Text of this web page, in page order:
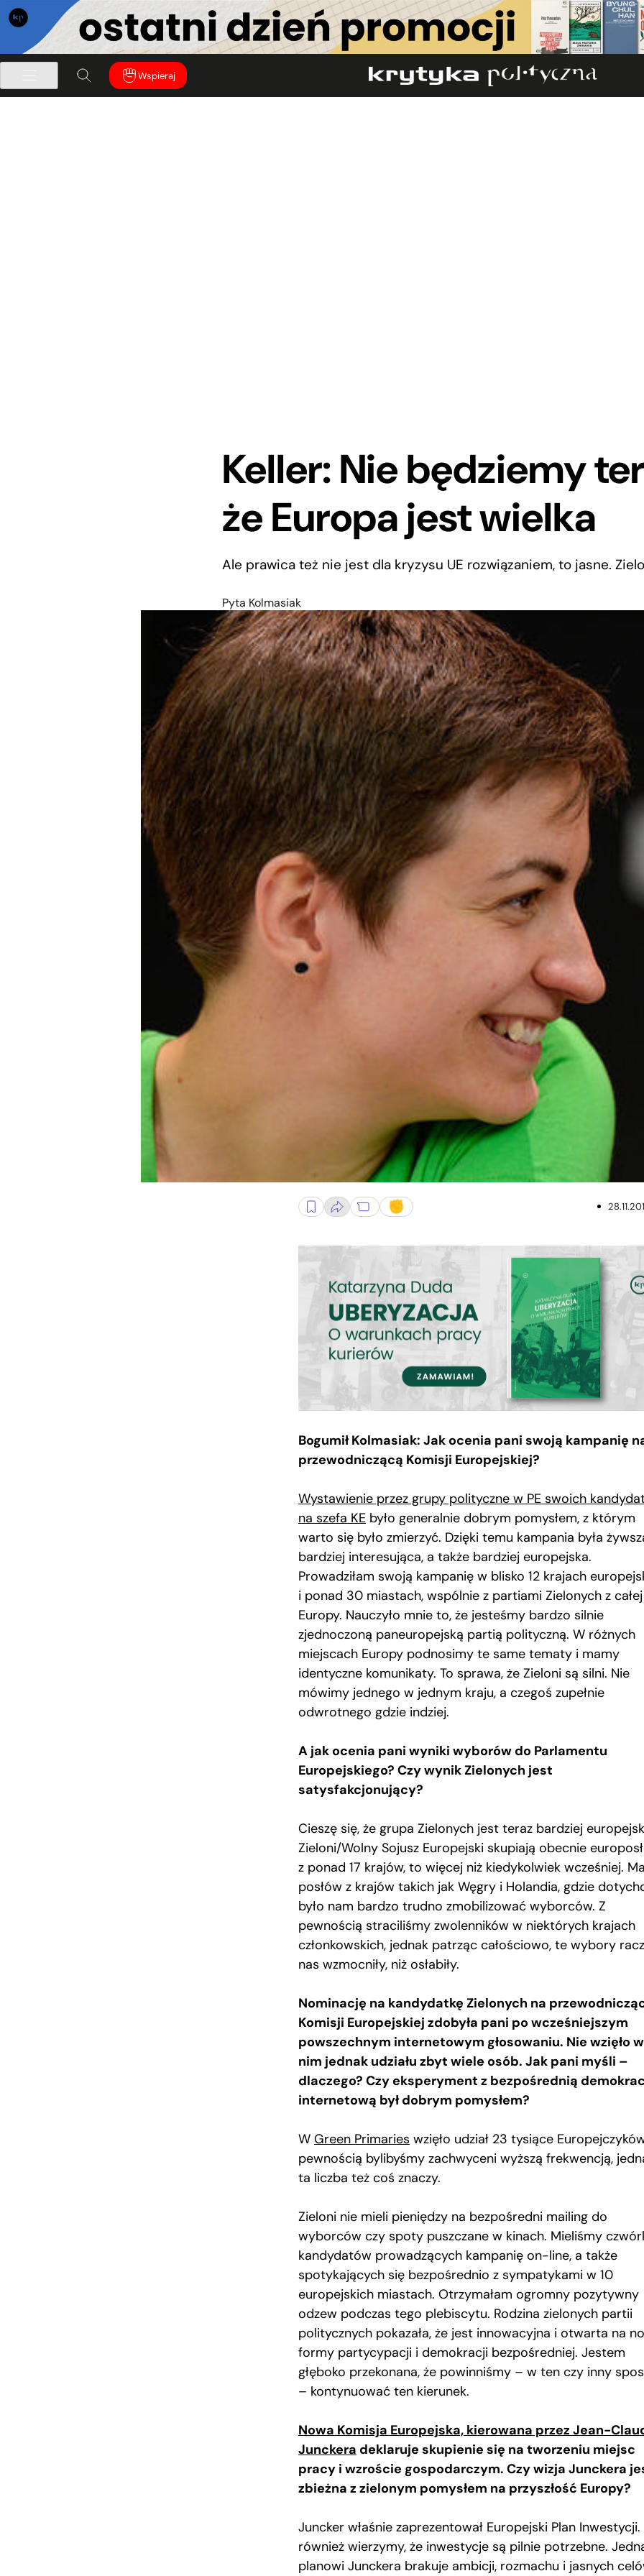
Wspieraj
Keller: Nie będziemy
że Europa jest wielka
Ale prawica też nie jest dla kryzysu UE rozwiązaniem, to jasne.
Pyta Kolmasiak
Bogumił Kolmasiak: Jak ocenia pani swoją kampanię
przewodniczącą Komisji Europejskiej?
Wystawienie przez grupy polityczne w PE swoich
na szefa KE było generalnie dobrym pomysłem, z którym
warto się było zmierzyć. Dzięki temu kampania była
bardziej interesująca, a także bardziej europejska.
Prowadziłam swoją kampanię w blisko 12 krajach
i ponad 30 miastach, wspólnie z partiami Zielonych z całej
Europy. Nauczyło mnie to, że jesteśmy bardzo silnie
zjednoczoną paneuropejską partią polityczną. W różnych
miejscach Europy podnosimy te same tematy i mamy
identyczne komunikaty. To sprawa, że Zieloni są silni. Nie
mówimy jednego w jednym kraju, a czegoś zupełnie
odwrotnego gdzie indziej.
A jak ocenia pani wyniki wyborów do Parlamentu
Europejskiego? Czy wynik Zielonych jest
satysfakcjonujący?
Cieszę się, że grupa Zielonych jest teraz bardziej
Zieloni/Wolny Sojusz Europejski skupiają obecnie
z ponad 17 krajów, to więcej niż kiedykolwiek wcześniej.
posłów z krajów takich jak Węgry i Holandia, gdzie
było nam bardzo trudno zmobilizować wyborców. Z
pewnością straciliśmy zwolenników w niektórych krajach
członkowskich, jednak patrząc całościowo, te wybory
nas wzmocniły, niż osłabiły.
Nominację na kandydatkę Zielonych na
Komisji Europejskiej zdobyła pani po wcześniejszym
powszechnym internetowym głosowaniu. Nie wzięło w
nim jednak udziału zbyt wiele osób. Jak pani myśli –
dlaczego? Czy eksperyment z bezpośrednią
internetową był dobrym pomysłem?
W Green Primaries wzięło udział 23 tysiące
pewnością bylibyśmy zachwyceni wyższą frekwencją,
ta liczba też coś znaczy.
Zieloni nie mieli pieniędzy na bezpośredni mailing do
wyborców czy spoty puszczane w kinach. Mieliśmy
kandydatów prowadzących kampanię on-line, a także
spotykających się bezpośrednio z sympatykami w 10
europejskich miastach. Otrzymałam ogromny pozytywny
odzew podczas tego plebiscytu. Rodzina zielonych partii
politycznych pokazała, że jest innowacyjna i otwarta na
formy partycypacji i demokracji bezpośredniej. Jestem
głęboko przekonana, że powinniśmy – w ten czy inny
– kontynuować ten kierunek.
Nowa Komisja Europejska, kierowana przez Jean-
Junckera deklaruje skupienie się na tworzeniu miejsc
pracy i wzroście gospodarczym. Czy wizja Junckera
zbieżna z zielonym pomysłem na przyszłość Europy?
Juncker właśnie zaprezentował Europejski Plan
również wierzymy, że inwestycje są pilnie potrzebne.
planowi Junckera brakuje ambicji, rozmachu i jasnych